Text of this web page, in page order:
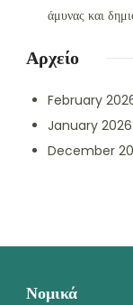
άμυνας και
Αρχείο
February
January 2026
December
Νομικά